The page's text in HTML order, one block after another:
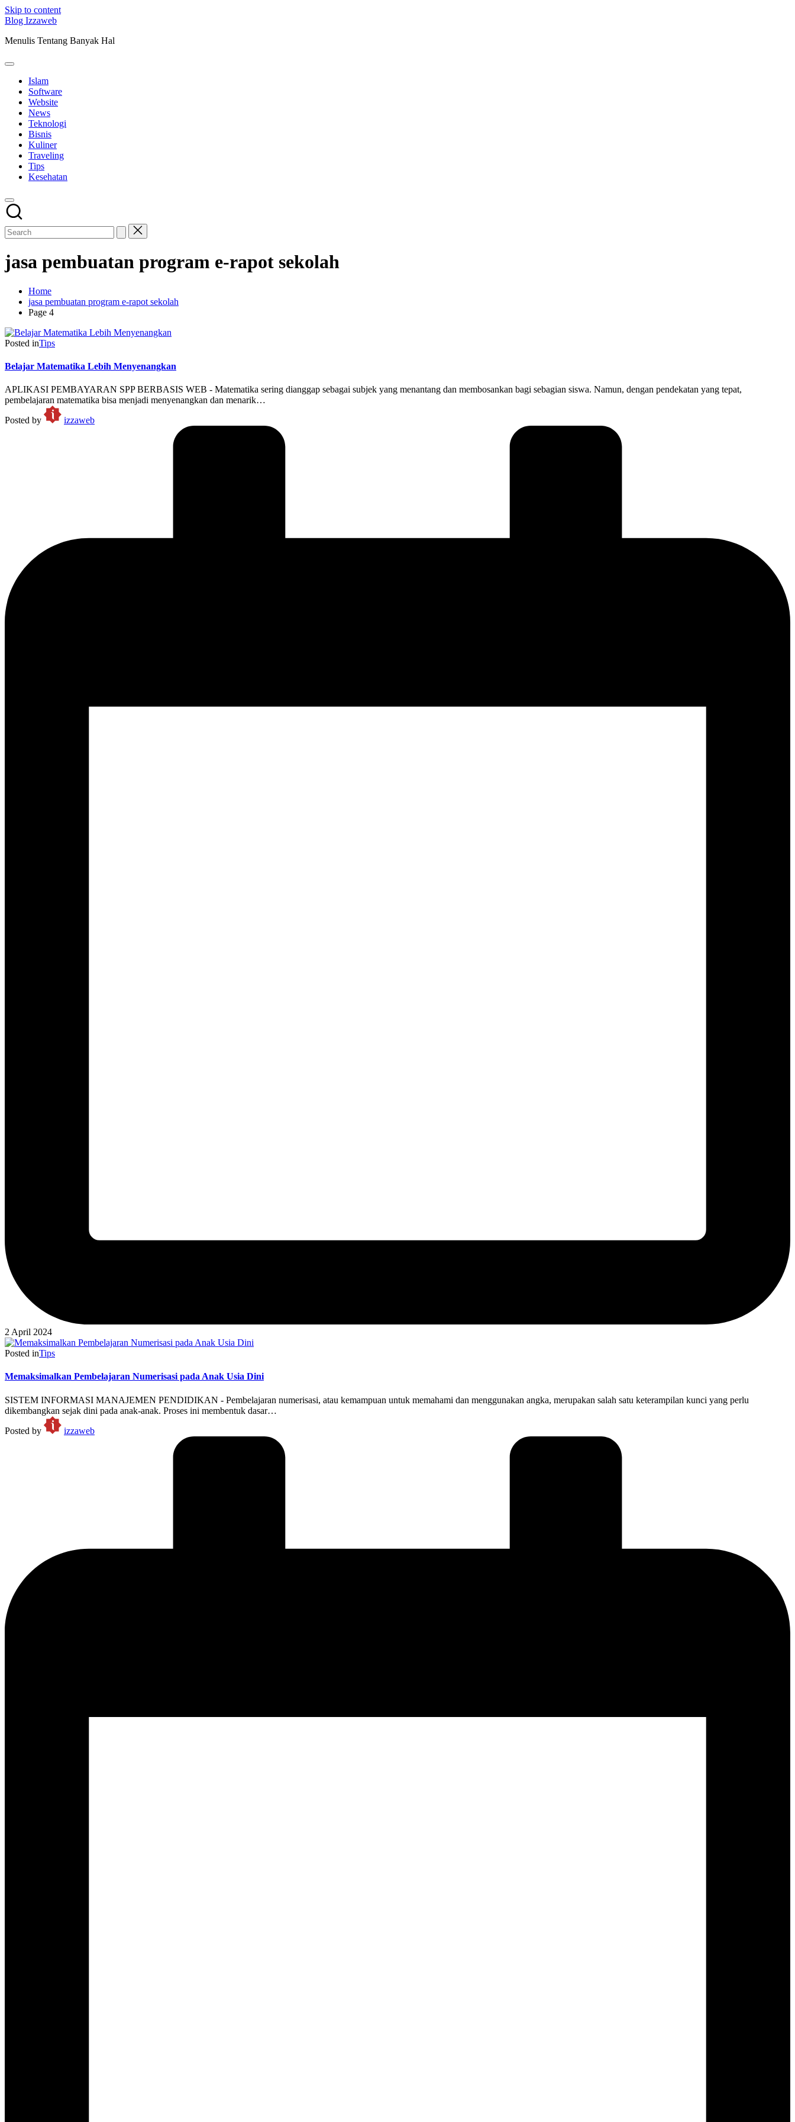
Skip to content
Blog Izzaweb
Menulis Tentang Banyak Hal
Islam
Software
Website
News
Teknologi
Bisnis
Kuliner
Traveling
Tips
Kesehatan
jasa pembuatan program e-rapot sekolah
Home
jasa pembuatan program e-rapot sekolah
Page 4
Posted inTips
Belajar Matematika Lebih Menyenangkan
APLIKASI PEMBAYARAN SPP BERBASIS WEB - Matematika sering dianggap sebagai subjek yang menantang dan membosankan bagi sebagian siswa. Namun, dengan pendekatan yang tepat,
pembelajaran matematika bisa menjadi menyenangkan dan menarik…
Posted by
izzaweb
2 April 2024
Posted inTips
Memaksimalkan Pembelajaran Numerisasi pada Anak Usia Dini
SISTEM INFORMASI MANAJEMEN PENDIDIKAN - Pembelajaran numerisasi, atau kemampuan untuk memahami dan menggunakan angka, merupakan salah satu keterampilan kunci yang perlu
dikembangkan sejak dini pada anak-anak. Proses ini membentuk dasar…
Posted by
izzaweb